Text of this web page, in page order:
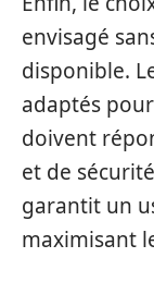
envisagé
disponible.
adaptés
doivent
et de
garantit un
maximisant